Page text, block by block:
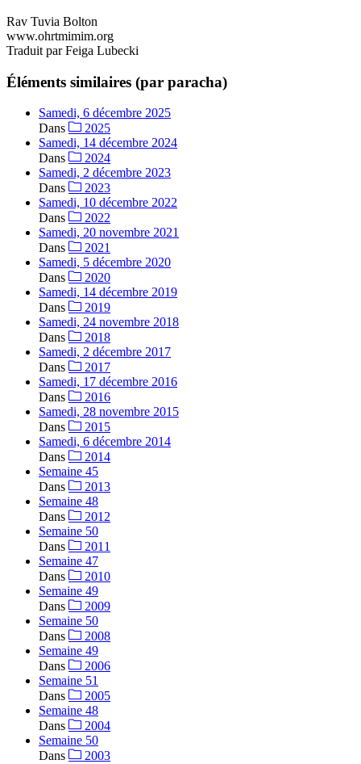
Rav Tuvia Bolton
www.ohrtmimim.org
Traduit par Feiga Lubecki
Éléments similaires (par paracha)
Samedi, 6 décembre 2025
Dans
2025
Samedi, 14 décembre 2024
Dans
2024
Samedi, 2 décembre 2023
Dans
2023
Samedi, 10 décembre 2022
Dans
2022
Samedi, 20 novembre 2021
Dans
2021
Samedi, 5 décembre 2020
Dans
2020
Samedi, 14 décembre 2019
Dans
2019
Samedi, 24 novembre 2018
Dans
2018
Samedi, 2 décembre 2017
Dans
2017
Samedi, 17 décembre 2016
Dans
2016
Samedi, 28 novembre 2015
Dans
2015
Samedi, 6 décembre 2014
Dans
2014
Semaine 45
Dans
2013
Semaine 48
Dans
2012
Semaine 50
Dans
2011
Semaine 47
Dans
2010
Semaine 49
Dans
2009
Semaine 50
Dans
2008
Semaine 49
Dans
2006
Semaine 51
Dans
2005
Semaine 48
Dans
2004
Semaine 50
Dans
2003